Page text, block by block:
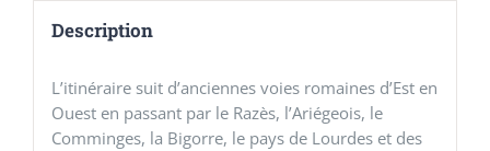
Description
L’itinéraire suit d’anciennes voies romaines d’Est en
Ouest en passant par le Razès, l’Ariégeois, le
Comminges, la Bigorre, le pays de Lourdes et des